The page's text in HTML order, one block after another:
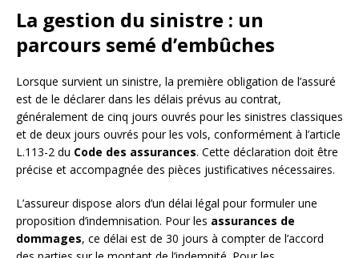
La gestion du sinistre : un
parcours semé d’embûches
Lorsque survient un sinistre, la première obligation de l’assuré
est de le déclarer dans les délais prévus au contrat,
généralement de cinq jours ouvrés pour les sinistres classiques
et de deux jours ouvrés pour les vols, conformément à l’article
L.113-2 du Code des assurances. Cette déclaration doit être
précise et accompagnée des pièces justificatives nécessaires.
L’assureur dispose alors d’un délai légal pour formuler une
proposition d’indemnisation. Pour les assurances de
dommages, ce délai est de 30 jours à compter de l’accord